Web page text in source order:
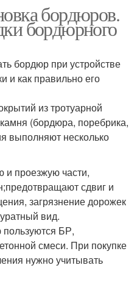
бордюров.
бордюрного
бордюр при устройстве
и как правильно его
из тротуарной
(бордюра, поребрика,
выполняют несколько
и проезжую части,
сдвиг и
загрязнение дорожек
вид.
БР,
смеси. При покупке
нужно учитывать